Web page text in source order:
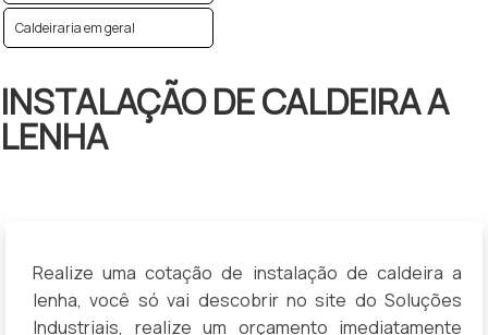
Caldeiraria em geral
INSTALAÇÃO DE CALDEIRA A
LENHA
Realize uma cotação de instalação de caldeira a
lenha, você só vai descobrir no site do Soluções
Industriais, realize um orçamento imediatamente